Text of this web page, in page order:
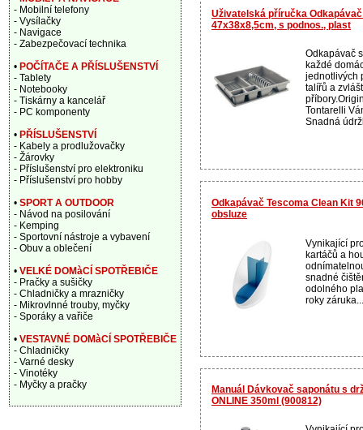
Uživatelská příručka
47x38x8,5cm, s podnos., plast
Odkapávač
každé
jednotlivých
talířů a
Tontarelli
Snadná
Odkapávač Tescoma Clean Kit
obsluze
Vynikající
kartáčů a
snadné
odolného
roky
Manuál Dávkovač saponátu s
ONLINE 350ml (900812)
- Mobilní telefony
- Vysílačky
- Navigace
- Zabezpečovací technika
• POČÍTAČE A PŘÍSLUŠENSTVÍ
- Tablety
- Notebooky
- Tiskárny a kancelář
- PC komponenty
• PŘÍSLUŠENSTVÍ
- Kabely a prodlužovačky
- Žárovky
- Příslušenství pro elektroniku
- Příslušenství pro hobby
• SPORT A OUTDOOR
- Návod na posilování
- Kemping
- Sportovní nástroje a vybavení
- Obuv a oblečení
• VELKÉ DOMàCÍ SPOTŘEBIČE
- Pračky a sušičky
- Chladničky a mrazničky
- Mikrovlnné trouby, myčky
- Sporáky a vařiče
• VESTAVNÉ DOMàCÍ SPOTŘEBIČE
- Chladničky
- Varné desky
- Vinotéky
- Myčky a pračky